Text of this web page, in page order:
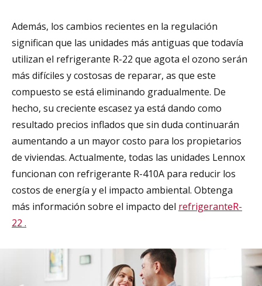
Además, los cambios recientes en la regulación
significan que las unidades más antiguas que todavía
utilizan el refrigerante R-22 que agota el ozono serán
más difíciles y costosas de reparar, as que este
compuesto se está eliminando gradualmente. De
hecho, su creciente escasez ya está dando como
resultado precios inflados que sin duda continuarán
aumentando a un mayor costo para los propietarios
de viviendas. Actualmente, todas las unidades Lennox
funcionan con refrigerante R-410A para reducir los
costos de energía y el impacto ambiental. Obtenga
más información sobre el impacto del refrigeranteR-
22 .